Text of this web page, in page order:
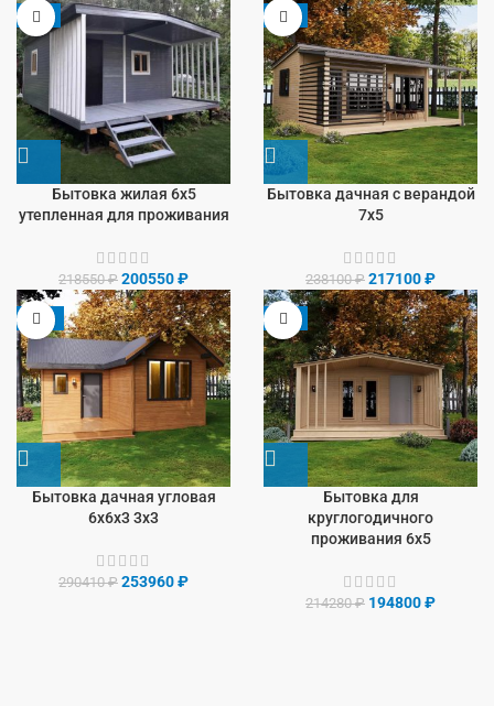
-8%
Бытовка жилая 6х5
утепленная для проживания
218550₽ 200550₽
-9%
Бытовка дачная с верандой
7х5
238100₽ 217100₽
-13%
Бытовка дачная угловая
6х6х3 3х3
290410₽ 253960₽
-9%
Бытовка для
круглогодичного
проживания 6х5
214280₽ 194800₽